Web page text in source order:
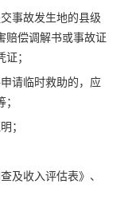
事故发生地的县级
赔偿调解书或事故证
；
请临时救助的，应
；
及收入评估表》、